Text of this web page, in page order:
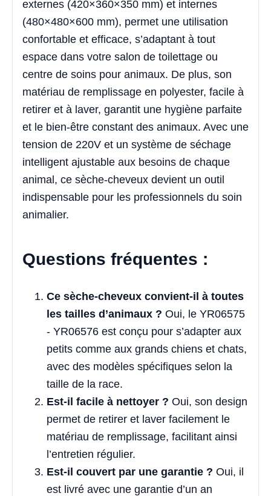
externes (420×360×350 mm) et internes
(480×480×600 mm), permet une utilisation
confortable et efficace, s’adaptant à tout
espace dans votre salon de toilettage ou
centre de soins pour animaux. De plus, son
matériau de remplissage en polyester, facile à
retirer et à laver, garantit une hygiène parfaite
et le bien-être constant des animaux. Avec une
tension de 220V et un système de séchage
intelligent ajustable aux besoins de chaque
animal, ce sèche-cheveux devient un outil
indispensable pour les professionnels du soin
animalier.
Questions fréquentes :
Ce sèche-cheveux convient-il à toutes
les tailles d’animaux ? Oui, le YR06575
- YR06576 est conçu pour s’adapter aux
petits comme aux grands chiens et chats,
avec des modèles spécifiques selon la
taille de la race.
Est-il facile à nettoyer ? Oui, son design
permet de retirer et laver facilement le
matériau de remplissage, facilitant ainsi
l’entretien régulier.
Est-il couvert par une garantie ? Oui, il
est livré avec une garantie d’un an